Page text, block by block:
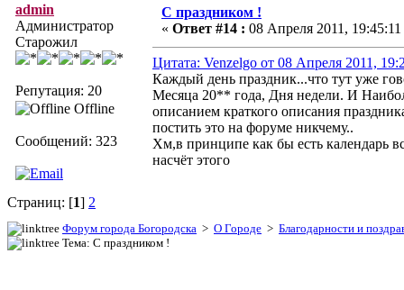
admin
Администратор
Старожил
Репутация: 20
Offline
Сообщений: 323
С праздником !
« Ответ #14 : 08 Апреля 2011, 19:45:11
Цитата: Venzelgo от 08 Апреля 2011,
Каждый день праздник...что тут уже
Месяца 20** года, Дня недели. И
описанием краткого описания
постить это на форуме никчему..
Хм,в принципе как бы есть календарь
насчёт этого
Страниц: [1] 2
Форум города Богородска > О Городе > Благодарности и
Тема: С праздником !